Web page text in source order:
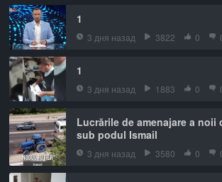
1
3 дня назад 3822 0
1
3 дня назад 1883 0
Lucrările de amenajare a noii
sub podul Ismail
3 дня назад 3580 0